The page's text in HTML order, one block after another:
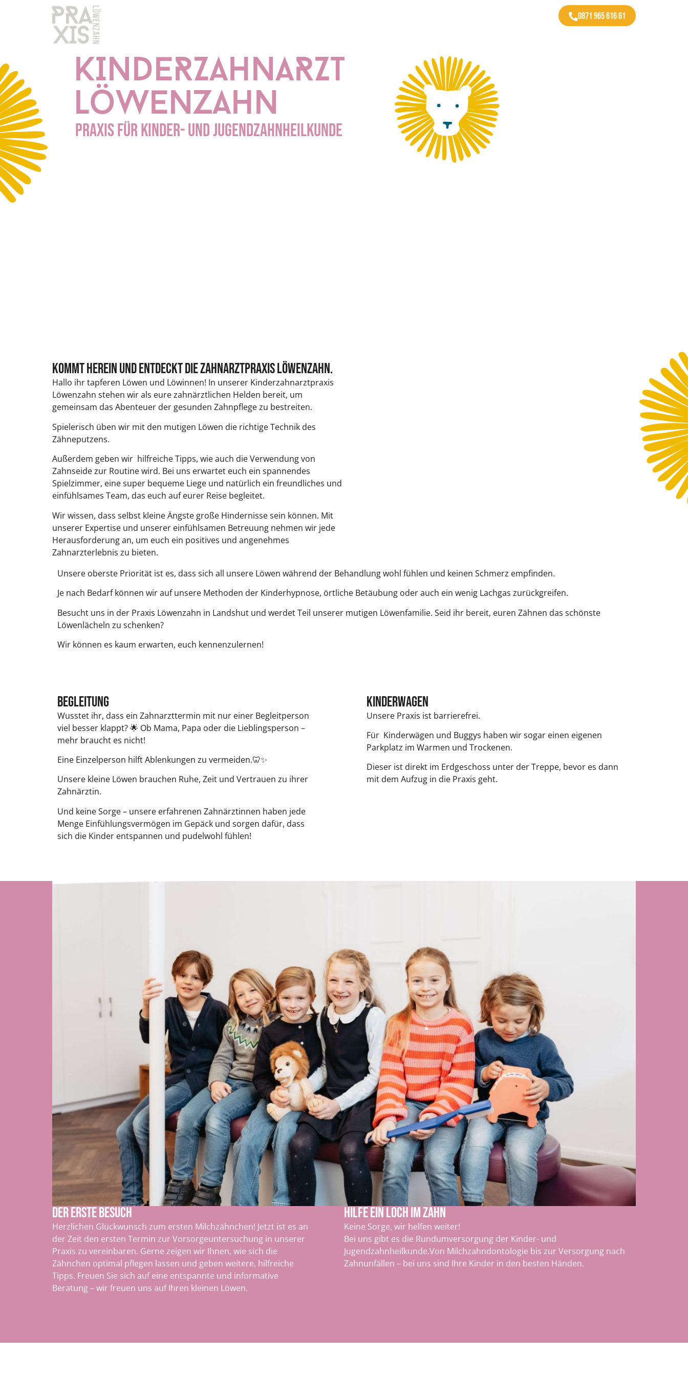
0871 965 616 61
KINDERZAHNARZT
löwenzahn
PRAXIS FÜR KINDER- UND JUGENDZAHNHEILKUNDE
Kommt herein und entdeckt die Zahnarztpraxis Löwenzahn.
Hallo ihr tapferen Löwen und Löwinnen! In unserer Kinderzahnarztpraxis
Löwenzahn stehen wir als eure zahnärztlichen Helden bereit, um
gemeinsam das Abenteuer der gesunden Zahnpflege zu bestreiten.
Spielerisch üben wir mit den mutigen Löwen die richtige Technik des
Zähneputzens.
Außerdem geben wir hilfreiche Tipps, wie auch die Verwendung von
Zahnseide zur Routine wird. Bei uns erwartet euch ein spannendes
Spielzimmer, eine super bequeme Liege und natürlich ein freundliches und
einfühlsames Team, das euch auf eurer Reise begleitet.
Wir wissen, dass selbst kleine Ängste große Hindernisse sein können. Mit
unserer Expertise und unserer einfühlsamen Betreuung nehmen wir jede
Herausforderung an, um euch ein positives und angenehmes
Zahnarzterlebnis zu bieten.
Unsere oberste Priorität ist es, dass sich all unsere Löwen während der Behandlung wohl fühlen und keinen Schmerz empfinden.
Je nach Bedarf können wir auf unsere Methoden der Kinderhypnose, örtliche Betäubung oder auch ein wenig Lachgas zurückgreifen.
Besucht uns in der Praxis Löwenzahn in Landshut und werdet Teil unserer mutigen Löwenfamilie. Seid ihr bereit, euren Zähnen das schönste
Löwenlächeln zu schenken?
Wir können es kaum erwarten, euch kennenzulernen!
Begleitung
Wusstet ihr, dass ein Zahnarzttermin mit nur einer Begleitperson
viel besser klappt? 🌟 Ob Mama, Papa oder die Lieblingsperson –
mehr braucht es nicht!
Eine Einzelperson hilft Ablenkungen zu vermeiden.🦷✨
Unsere kleine Löwen brauchen Ruhe, Zeit und Vertrauen zu ihrer
Zahnärztin.
Und keine Sorge – unsere erfahrenen Zahnärztinnen haben jede
Menge Einfühlungsvermögen im Gepäck und sorgen dafür, dass
sich die Kinder entspannen und pudelwohl fühlen!
Kinderwagen
Unsere Praxis ist barrierefrei.
Für Kinderwägen und Buggys haben wir sogar einen eigenen
Parkplatz im Warmen und Trockenen.
Dieser ist direkt im Erdgeschoss unter der Treppe, bevor es dann
mit dem Aufzug in die Praxis geht.
DER ERSTE BESUCH
Herzlichen Glückwunsch zum ersten Milchzähnchen! Jetzt ist es an
der Zeit den ersten Termin zur Vorsorgeuntersuchung in unserer
Praxis zu vereinbaren. Gerne zeigen wir Ihnen, wie sich die
Zähnchen optimal pflegen lassen und geben weitere, hilfreiche
Tipps. Freuen Sie sich auf eine entspannte und informative
Beratung – wir freuen uns auf Ihren kleinen Löwen.
HILFE EIN LOCH IM ZAHN
Keine Sorge, wir helfen weiter!
Bei uns gibt es die Rundumversorgung der Kinder- und
Jugendzahnheilkunde.Von Milchzahndontologie bis zur Versorgung nach
Zahnunfällen – bei uns sind Ihre Kinder in den besten Händen.